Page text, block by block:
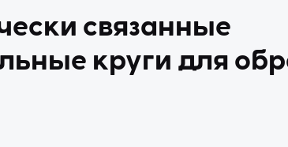
связанные
круги для